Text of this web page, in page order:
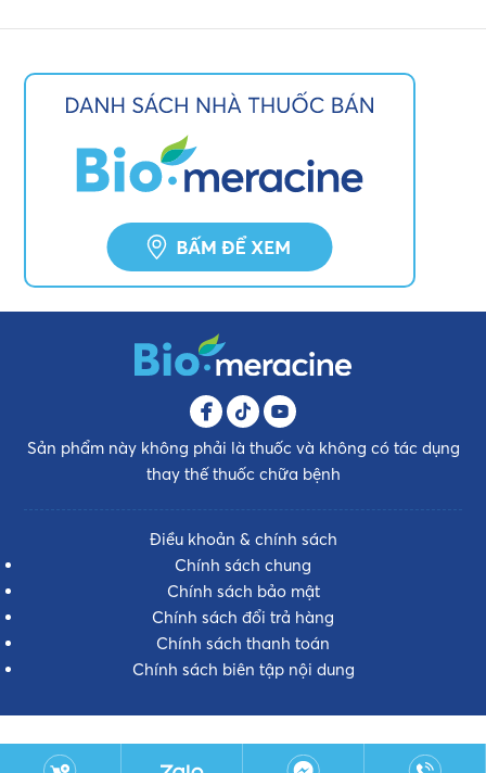
Sản phẩm này không phải là thuốc và không có tác dụng
thay thế thuốc chữa bệnh
Điều khoản & chính sách
Chính sách chung
Chính sách bảo mật
Chính sách đổi trả hàng
Chính sách thanh toán
Chính sách biên tập nội dung